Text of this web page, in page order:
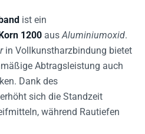
ist ein
1200 ausAluminiumoxid.
in Vollkunstharzbindung bietet
Abtragsleistung auch
Dank des
erhöht sich die Standzeit
während Rautiefen